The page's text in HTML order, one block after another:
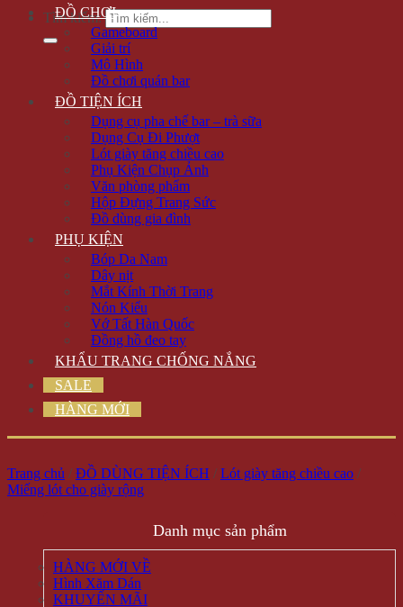
Tìm kiếm:
ĐỒ CHƠI
Gameboard
Giải trí
Mô Hình
Đồ chơi quán bar
ĐỒ TIỆN ÍCH
Dụng cụ pha chế bar – trà sữa
Dụng Cụ Đi Phượt
Lót giày tăng chiều cao
Phụ Kiện Chụp Ảnh
Văn phòng phẩm
Hộp Đựng Trang Sức
Đồ dùng gia đình
PHỤ KIỆN
Bóp Da Nam
Dây nịt
Mắt Kính Thời Trang
Nón Kiểu
Vớ Tất Hàn Quốc
Đồng hồ đeo tay
KHẨU TRANG CHỐNG NẮNG
SALE
HÀNG MỚI
Trang chủ / ĐỒ DÙNG TIỆN ÍCH / Lót giày tăng chiều cao /
Miếng lót cho giày rộng
Danh mục sản phẩm
HÀNG MỚI VỀ
Hình Xăm Dán
KHUYẾN MÃI